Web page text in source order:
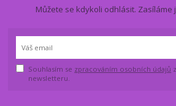
Můžete se kdykoli odhlásit. Zasíláme
Souhlasím se zpracováním osobních údajů
newsletteru.